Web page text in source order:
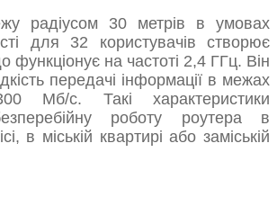
радіусом 30 метрів в умовах
для 32 користувачів створює
на частоті 2,4 ГГц. Він
передачі інформації в межах
Мб/с. Такі характеристики
роботу роутера в
в міській квартирі або заміській